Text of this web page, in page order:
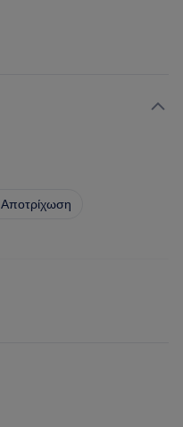
Αποτρίχωση